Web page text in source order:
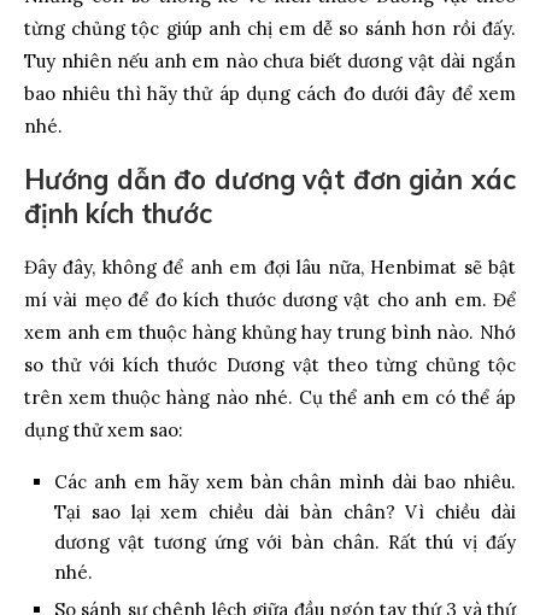
từng chủng tộc giúp anh chị em dễ so sánh hơn rồi đấy.
Tuy nhiên nếu anh em nào chưa biết dương vật dài ngắn
bao nhiêu thì hãy thử áp dụng cách đo dưới đây để xem
nhé.
Hướng dẫn đo dương vật đơn giản xác
định kích thước
Đây đây, không để anh em đợi lâu nữa, Henbimat sẽ bật
mí vài mẹo để đo kích thước dương vật cho anh em. Để
xem anh em thuộc hàng khủng hay trung bình nào. Nhớ
so thử với kích thước Dương vật theo từng chủng tộc
trên xem thuộc hàng nào nhé. Cụ thể anh em có thể áp
dụng thử xem sao:
Các anh em hãy xem bàn chân mình dài bao nhiêu.
Tại sao lại xem chiều dài bàn chân? Vì chiều dài
dương vật tương ứng với bàn chân. Rất thú vị đấy
nhé.
So sánh sự chênh lệch giữa đầu ngón tay thứ 3 và thứ